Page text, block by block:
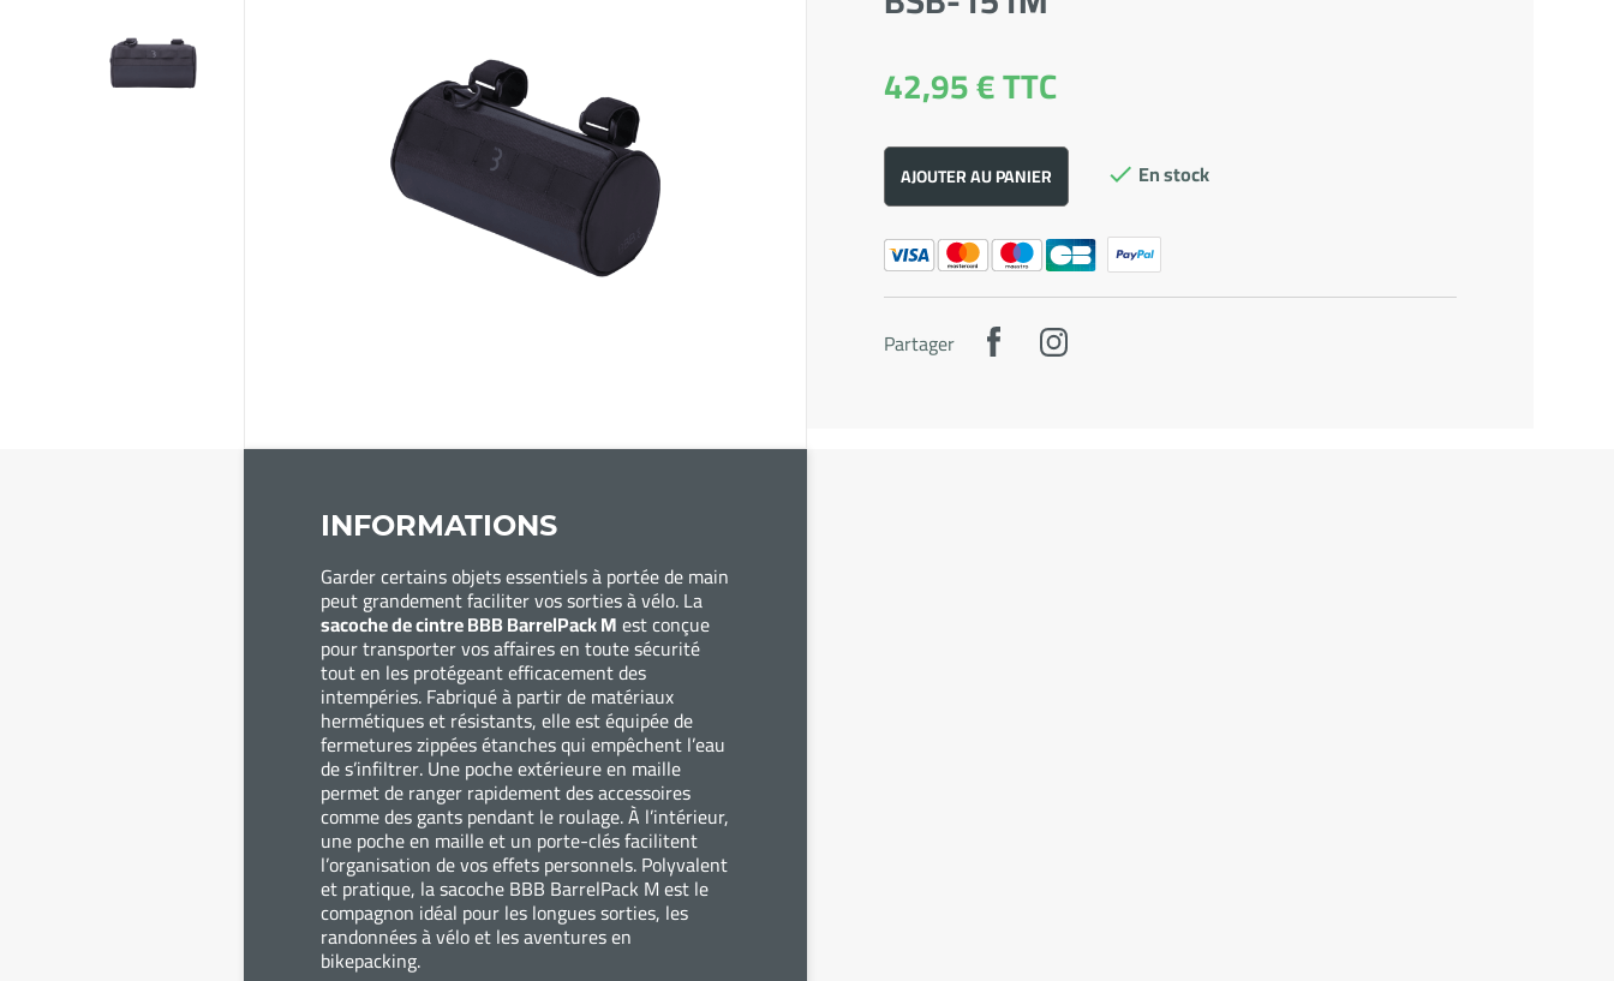
INFORMATIONS
Garder certains objets essentiels à portée de main
peut grandement faciliter vos sorties à vélo. La
sacoche de cintre BBB BarrelPack Mest conçue
pour transporter vos affaires en toute sécurité
tout en les protégeant efficacement des
intempéries. Fabriqué à partir de matériaux
hermétiques et résistants, elle est équipée de
fermetures zippées étanches qui empêchent l’eau
de s’infiltrer. Une poche extérieure en maille
permet de ranger rapidement des accessoires
comme des gants pendant le roulage. À l’intérieur,
une poche en maille et un porte-clés facilitent
l’organisation de vos effets personnels. Polyvalent
et pratique, la sacoche BBB BarrelPack M est le
compagnon idéal pour les longues sorties, les
randonnées à vélo et les aventures en
bikepacking.
42,95 €TTC
AJOUTER AU PANIER  En stock
Partager